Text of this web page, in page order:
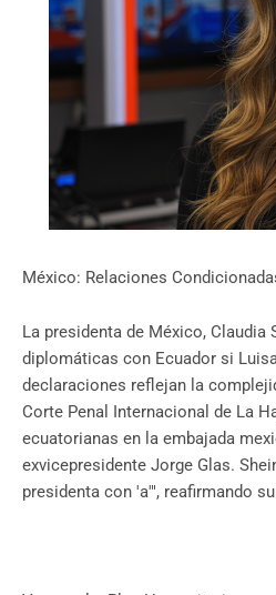
México: Relaciones
La presidenta de México,
diplomáticas con Ecuador si
declaraciones reflejan la
Corte Penal Internacional de La
ecuatorianas en la embajada
exvicepresidente Jorge Glas.
presidenta con 'a'", reafirmando